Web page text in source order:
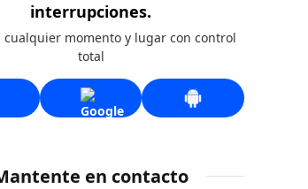
interrupciones.
cualquier momento y lugar con control
total
en contacto